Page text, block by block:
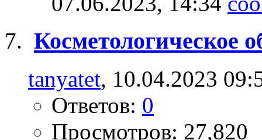
Косметологическое
tanyatet, 10.04.2023
Ответов: 0
Просмотров: 27,820